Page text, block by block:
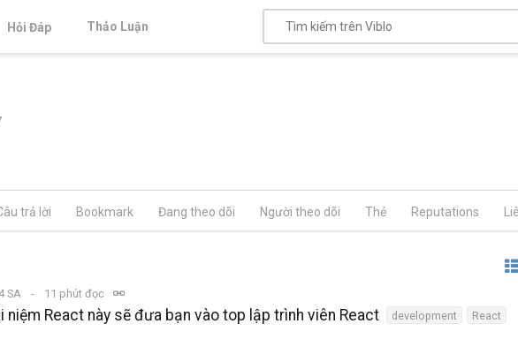
Hỏi Đáp Thảo Luận
trả lời Bookmark Đang theo dõi Người theo dõi Thẻ Reputations
SA 11 phút đọc
niệm React này sẽ đưa bạn vào top lập trình viên React development React